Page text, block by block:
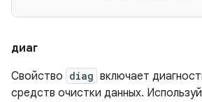
диаг
Свойство diag включает
средств очистки данных.